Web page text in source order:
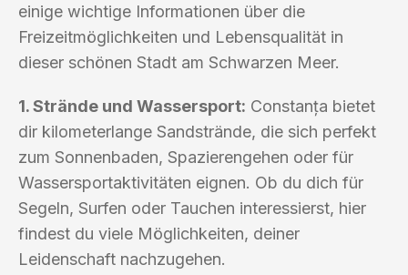
einige wichtige Informationen über die
Freizeitmöglichkeiten und Lebensqualität in
dieser schönen Stadt am Schwarzen Meer.
1. Strände und Wassersport: Constanța bietet
dir kilometerlange Sandstrände, die sich perfekt
zum Sonnenbaden, Spazierengehen oder für
Wassersportaktivitäten eignen. Ob du dich für
Segeln, Surfen oder Tauchen interessierst, hier
findest du viele Möglichkeiten, deiner
Leidenschaft nachzugehen.